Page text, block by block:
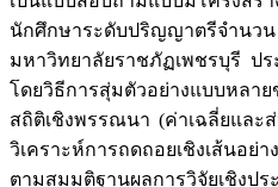
นักศึกษาระดับปริญญาตรีจ
มหาวิทยาลัยราชภัฏเพชรบุรี ปร
โดยวิธีการสุ่มตัวอย่างแบบหลา
สถิติเชิงพรรณนา (ค่าเฉลี่ยและ
วิเคราะห์การถดถอยเชิงเส้นอย่
ตามสมมติฐานผลการวิจัยเชิงป